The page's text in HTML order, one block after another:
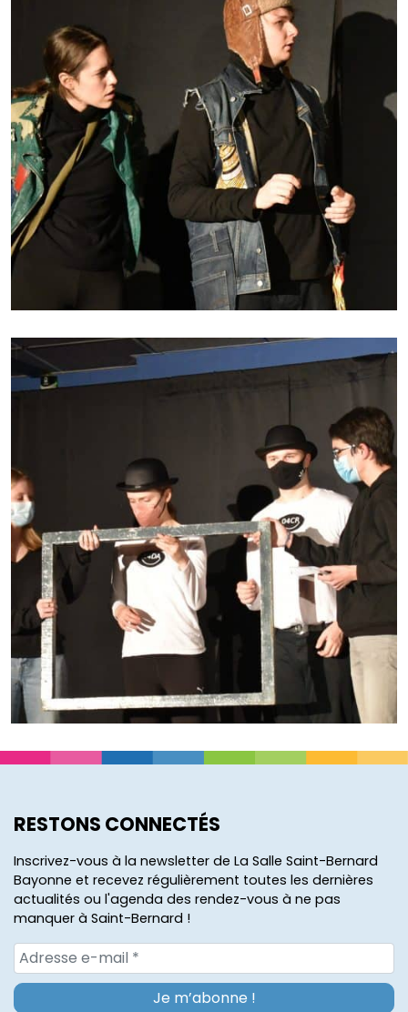
RESTONS CONNECTÉS
Inscrivez-vous à la newsletter de La Salle Saint-Bernard
Bayonne et recevez régulièrement toutes les dernières
actualités ou l'agenda des rendez-vous à ne pas
manquer à Saint-Bernard !